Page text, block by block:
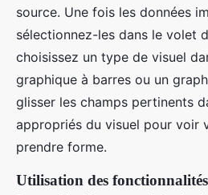
source. Une fois les données
sélectionnez-les dans le volet
choisissez un type de visuel
graphique à barres ou un
glisser les champs pertinents
appropriés du visuel pour voir
prendre forme.
Utilisation des